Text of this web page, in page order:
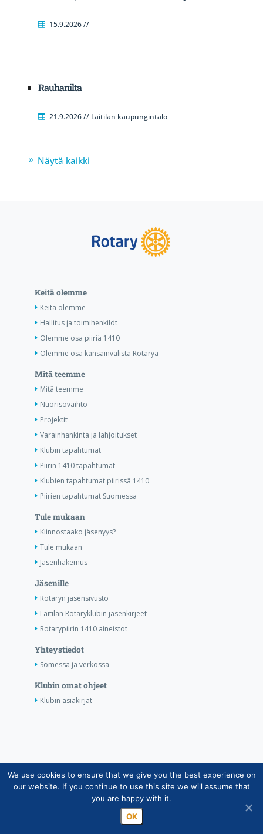
15.9.2026 //
Rauhanilta
21.9.2026 // Laitilan kaupungintalo
Näytä kaikki
Keitä olemme
Keitä olemme
Hallitus ja toimihenkilöt
Olemme osa piiriä 1410
Olemme osa kansainvälistä Rotarya
Mitä teemme
Mitä teemme
Nuorisovaihto
Projektit
Varainhankinta ja lahjoitukset
Klubin tapahtumat
Piirin 1410 tapahtumat
Klubien tapahtumat piirissä 1410
Piirien tapahtumat Suomessa
Tule mukaan
Kiinnostaako jäsenyys?
Tule mukaan
Jäsenhakemus
Jäsenille
Rotaryn jäsensivusto
Laitilan Rotaryklubin jäsenkirjeet
Rotarypiirin 1410 aineistot
Yhteystiedot
Somessa ja verkossa
Klubin omat ohjeet
Klubin asiakirjat
Copyright © Suomen Rotarypalvelu ry 2026 |
Jäsentietojärjestelmän tietosuojaseloste| Henkilötietojen
käsittely Rotarytoiminnassa
We use cookies to ensure that we give you the best experience on
our website. If you continue to use this site we will assume that
you are happy with it.
OK